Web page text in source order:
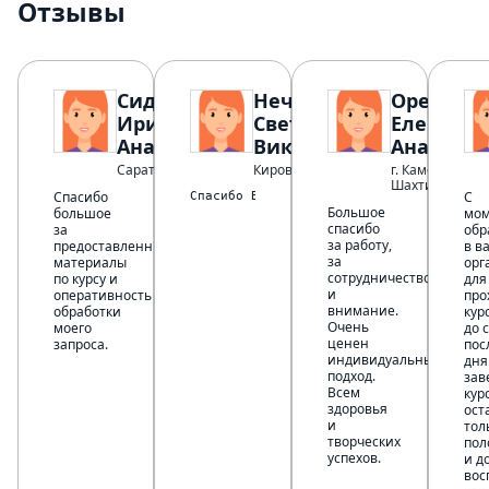
Отзывы
Сидельникова
Ирина
Анатольевна
Саратовская область
Спасибо
большое
за
предоставленные
материалы
по курсу и
оперативность
обработки
моего
запроса.
Нечипорук
Светлана
Викторовна
Кировск
Спасибо Вам огромное за доступный
Орехова
Елена
г. Каменск-
Шахтинский
Большое
спасибо
за работу,
за
сотрудничество
и
внимание.
Очень
ценен
индивидуальный
подход.
Всем
здоровья
и
творческих
успехов.
С
в
для
до
дня
и